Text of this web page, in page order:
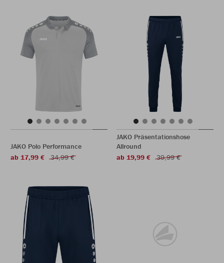
JAKO Polo Performance
ab 17,99 €
34,99 €
JAKO Präsentationshose
Allround
ab 19,99 €
39,99 €